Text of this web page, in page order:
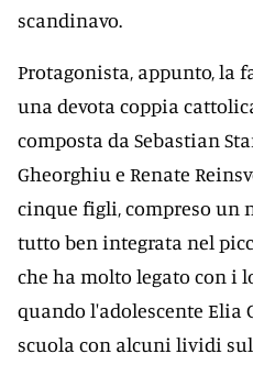
scandinavo.
Protagonista, appunto, la
una devota coppia
composta da Sebastian
Gheorghiu e Renate
cinque figli, compreso un
tutto ben integrata nel
che ha molto legato con i
quando l'adolescente Elia
scuola con alcuni lividi